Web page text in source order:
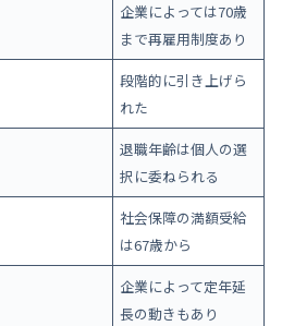
企業によっては70歳
まで再雇用制度あり
段階的に引き上げら
れた
退職年齢は個人の選
択に委ねられる
社会保障の満額受給
は67歳から
企業によって定年延
長の動きもあり